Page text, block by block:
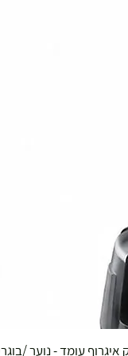
עומד - נוער /בוגרים 185